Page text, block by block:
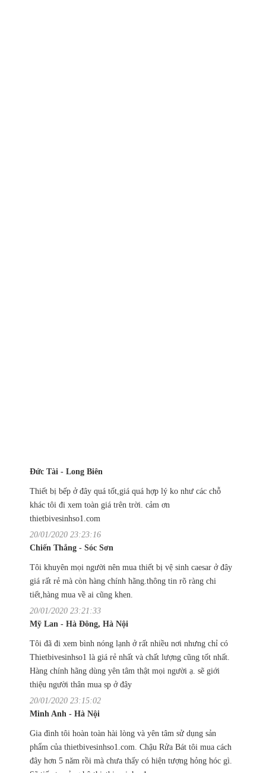
Đức Tài - Long Biên
Thiết bị bếp ở đây quá tốt,giá quá hợp lý ko như các chỗ
khác tôi đi xem toàn giá trên trời. cảm ơn
thietbivesinhso1.com
20/01/2020 23:23:16
Chiến Thắng - Sóc Sơn
Tôi khuyên mọi người nên mua thiết bị vệ sinh caesar ở đây
giá rất rẻ mà còn hàng chính hãng.thông tin rõ ràng chi
tiết,hàng mua về ai cũng khen.
20/01/2020 23:21:33
Mỹ Lan - Hà Đông, Hà Nội
Tôi đã đi xem bình nóng lạnh ở rất nhiều nơi nhưng chỉ có
Thietbivesinhso1 là giá rẻ nhất và chất lượng cũng tốt nhất.
Hàng chính hãng dùng yên tâm thật mọi người ạ. sẽ giới
thiệu người thân mua sp ở đây
20/01/2020 23:15:02
Minh Anh - Hà Nội
Gia đình tôi hoàn toàn hài lòng và yên tâm sử dụng sản
phẩm của thietbivesinhso1.com. Chậu Rửa Bát tôi mua cách
đây hơn 5 năm rồi mà chưa thấy có hiện tượng hỏng hóc gì.